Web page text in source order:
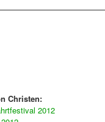
Christen:
2012